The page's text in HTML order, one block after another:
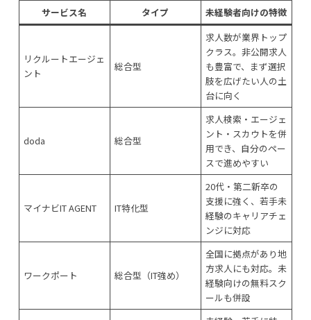
サービス名
タイプ 未経験者向けの特徴
リクルートエージェ
ント
総合型
求人数が業界トップ
クラス。非公開求人
も豊富で、まず選択
肢を広げたい人の土
台に向く
doda 総合型
求人検索・エージェ
ント・スカウトを併
用でき、自分のペー
スで進めやすい
マイナビIT AGENT IT特化型
20代・第二新卒の
支援に強く、若手未
経験のキャリアチェ
ンジに対応
ワークポート 総合型（IT強め）
全国に拠点があり地
方求人にも対応。未
経験向けの無料スク
ールも併設